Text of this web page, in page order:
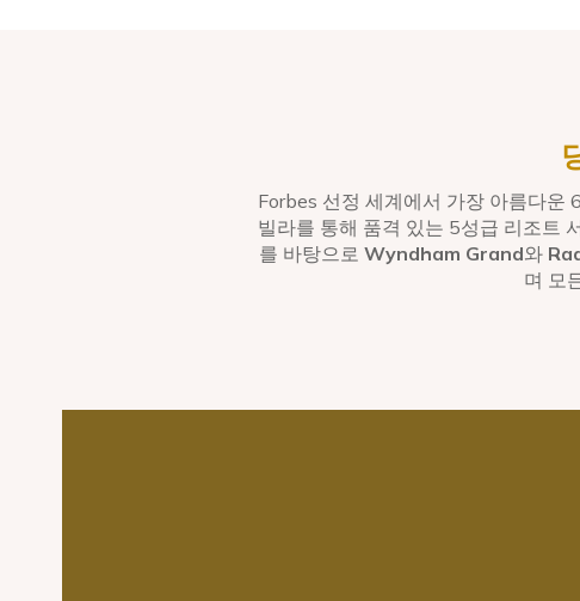
Forbes 선정 세계에서 가장 아름다운
빌라를 통해 품격 있는 5성급 리조트
를 바탕으로 Wyndham Grand와
며 모